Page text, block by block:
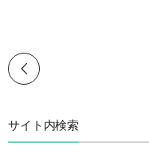
サイト内検索